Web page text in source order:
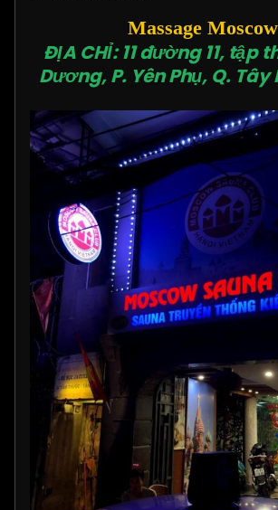
Massage Moscow
ĐỊA CHỈ: 11 đường 11, tập
Dương, P. Yên Phụ, Q. Tây